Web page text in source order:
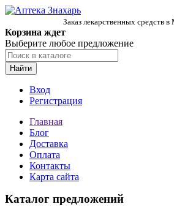
Заказ лекарственных средств
Корзина ждет
Выберите любое предложение
Найти
Вход
Регистрация
Главная
Блог
Доставка
Оплата
Контакты
Карта сайта
Каталог предложений